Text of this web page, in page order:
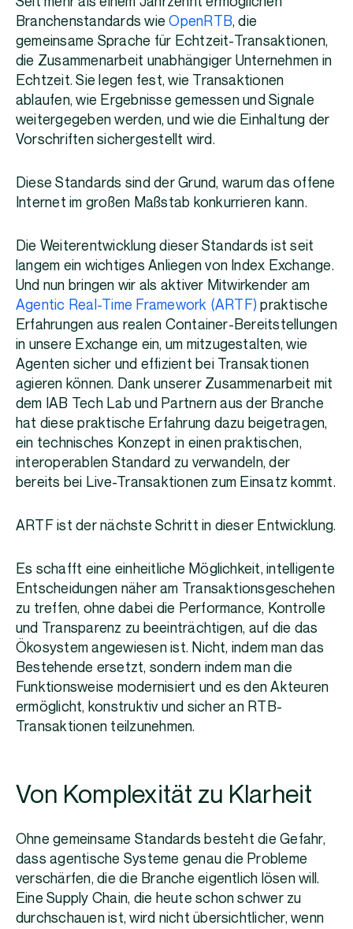
Branchenstandards wieOpenRTB, die
gemeinsame Sprache für Echtzeit-Transaktionen,
die Zusammenarbeit unabhängiger Unternehmen in
Echtzeit. Sie legen fest, wie Transaktionen
ablaufen, wie Ergebnisse gemessen und Signale
weitergegeben werden, und wie die Einhaltung der
Vorschriften sichergestellt wird.
Diese Standards sind der Grund, warum das offene
Internet im großen Maßstab konkurrieren kann.
Die Weiterentwicklung dieser Standards ist seit
langem ein wichtiges Anliegen von Index Exchange.
Und nun bringen wir als aktiver Mitwirkender am
Agentic Real-Time Framework (ARTF) praktische
Erfahrungen aus realen Container-Bereitstellungen
in unsere Exchange ein, um mitzugestalten, wie
Agenten sicher und effizient bei Transaktionen
agieren können. Dank unserer Zusammenarbeit mit
dem IAB Tech Lab und Partnern aus der Branche
hat diese praktische Erfahrung dazu beigetragen,
ein technisches Konzept in einen praktischen,
interoperablen Standard zu verwandeln, der
bereits bei Live-Transaktionen zum Einsatz kommt.
ARTF ist der nächste Schritt in dieser Entwicklung.
Es schafft eine einheitliche Möglichkeit, intelligente
Entscheidungen näher am Transaktionsgeschehen
zu treffen, ohne dabei die Performance, Kontrolle
und Transparenz zu beeinträchtigen, auf die das
Ökosystem angewiesen ist. Nicht, indem man das
Bestehende ersetzt, sondern indem man die
Funktionsweise modernisiert und es den Akteuren
ermöglicht, konstruktiv und sicher an RTB-
Transaktionen teilzunehmen.
Von Komplexität zu Klarheit
Ohne gemeinsame Standards besteht die Gefahr,
dass agentische Systeme genau die Probleme
verschärfen, die die Branche eigentlich lösen will.
Eine Supply Chain, die heute schon schwer zu
durchschauen ist, wird nicht übersichtlicher, wenn